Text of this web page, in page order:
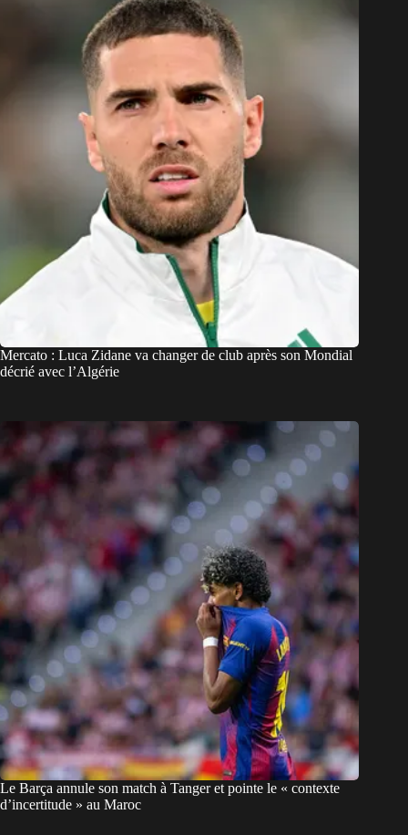
Mercato : Luca Zidane va changer de club après son Mondial
décrié avec l’Algérie
Le Barça annule son match à Tanger et pointe le « contexte
d’incertitude » au Maroc